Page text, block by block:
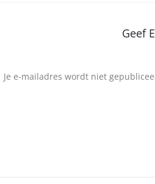
Geef
Je e-mailadres wordt niet